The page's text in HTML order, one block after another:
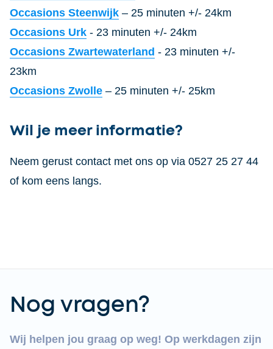
Occasions Steenwijk – 25 minuten +/- 24km
Occasions Urk - 23 minuten +/- 24km
Occasions Zwartewaterland - 23 minuten +/-
23km
Occasions Zwolle – 25 minuten +/- 25km
Wil je meer informatie?
Neem gerust contact met ons op via 0527 25 27 44
of kom eens langs.
Nog vragen?
Wij helpen jou graag op weg! Op werkdagen zijn